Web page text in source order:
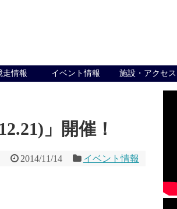
情報 イベント情報 施設・アクセス
」開催！
2014/11/14 イベント情報